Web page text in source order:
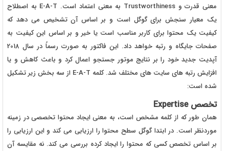
معنی قدرت و Trustworthiness به معنی اعتماد است. E-A-T به اصطلاح
یک معیار سنجش برای گوگل است و بر اساس آن تشخیص می دهد که
کیفیت یک محتوا برای کاربر مناسب است یا خیر و بر اساس این کیفیت به
صفحات جایگاه و رتبه خواهد داد. این فاکتور به صورت رسماً در سال 2018
آپدیت جدید خود را بر نتایج موتور جستجو اعمال کرد و باعث کاهش و یا
افزایش رتبه های سایت های مختلف شد. کلمه E-A-T از سه بخش زیر تشکیل
شده است:
تخصص Expertise
همان طور که از کلمه مشخص است، به معنی ایجاد محتوا تخصصی در زمینه
موردنظر است. در ابتدا گوگل سطح محتوا را ارزیابی می کند و این ارزیابی را
بر اساس تخصص کسی که محتوا را ایجاد کرده بررسی می کند. نه مقایسه آن